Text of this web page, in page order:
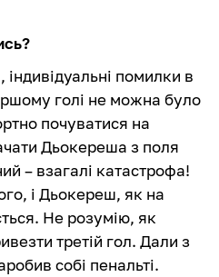
помилки в
голі не можна було
почуватися на
Дьокереша з поля
– взагалі катастрофа!
і Дьокереш, як на
Не розумію, як
третій гол. Дали з
собі пенальті.